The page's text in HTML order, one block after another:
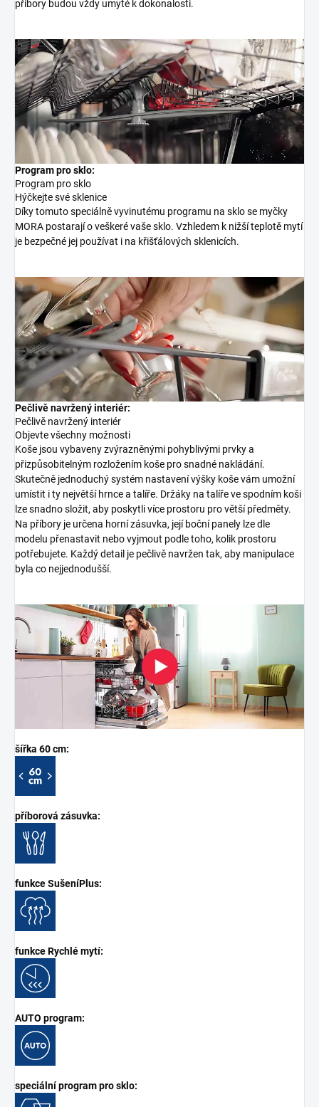
příbory budou vždy umyté k dokonalosti.
Program pro sklo:
Program pro sklo
Hýčkejte své sklenice
Díky tomuto speciálně vyvinutému programu na sklo se myčky
MORA postarají o veškeré vaše sklo. Vzhledem k nižší teplotě mytí
je bezpečné jej používat i na křišťálových sklenicích.
Pečlivě navržený interiér:
Pečlivě navržený interiér
Objevte všechny možnosti
Koše jsou vybaveny zvýrazněnými pohyblivými prvky a
přizpůsobitelným rozložením koše pro snadné nakládání.
Skutečně jednoduchý systém nastavení výšky koše vám umožní
umístit i ty největší hrnce a talíře. Držáky na talíře ve spodním koši
lze snadno složit, aby poskytli více prostoru pro větší předměty.
Na příbory je určena horní zásuvka, její boční panely lze dle
modelu přenastavit nebo vyjmout podle toho, kolik prostoru
potřebujete. Každý detail je pečlivě navržen tak, aby manipulace
byla co nejjednodušší.
šířka 60 cm:
příborová zásuvka:
funkce SušeníPlus:
funkce Rychlé mytí:
AUTO program:
speciální program pro sklo: